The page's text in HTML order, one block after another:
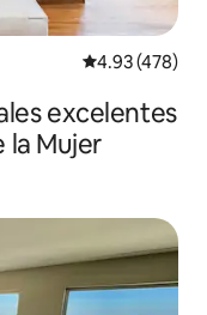
Calificación
4.93 (478)
excelentes
la Mujer